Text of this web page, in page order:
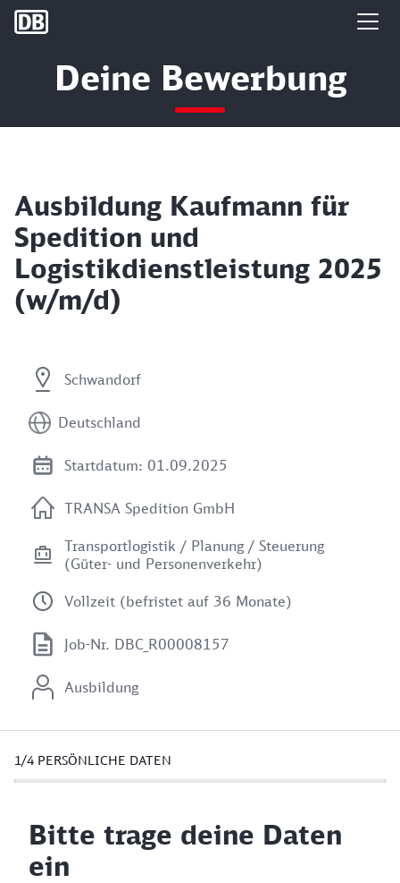
DB Group
Deine Bewerbung
Ausbildung Kaufmann für
Spedition und
Logistikdienstleistung 2025
(w/m/d)
Schwandorf
Deutschland
Startdatum: 01.09.2025
TRANSA Spedition GmbH
Transportlogistik / Planung / Steuerung
(Güter- und Personenverkehr)
Vollzeit (befristet auf 36 Monate)
Job-Nr. DBC_R00008157
Ausbildung
1/4 PERSÖNLICHE DATEN
Bitte trage deine Daten
ein